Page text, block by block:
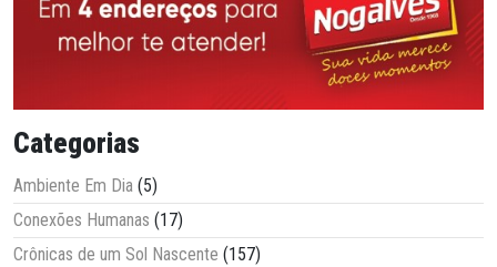
Categorias
Ambiente Em Dia (5)
Conexões Humanas (17)
Crônicas de um Sol Nascente (157)